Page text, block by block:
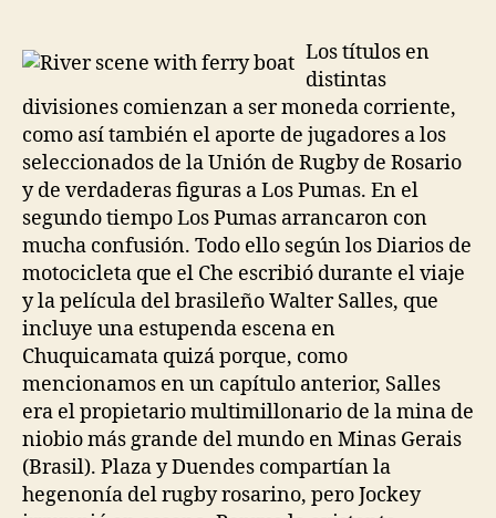
entrada
Los títulos en
distintas
divisiones comienzan a ser moneda corriente,
como así también el aporte de jugadores a los
seleccionados de la Unión de Rugby de Rosario
y de verdaderas figuras a Los Pumas. En el
segundo tiempo Los Pumas arrancaron con
mucha confusión. Todo ello según los Diarios de
motocicleta que el Che escribió durante el viaje
y la película del brasileño Walter Salles, que
incluye una estupenda escena en
Chuquicamata quizá porque, como
mencionamos en un capítulo anterior, Salles
era el propietario multimillonario de la mina de
niobio más grande del mundo en Minas Gerais
(Brasil). Plaza y Duendes compartían la
hegenonía del rugby rosarino, pero Jockey